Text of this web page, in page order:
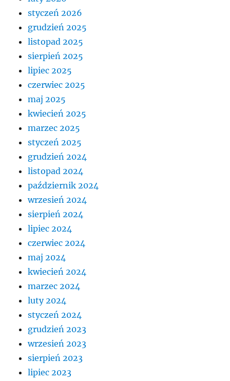
styczeń 2026
grudzień 2025
listopad 2025
sierpień 2025
lipiec 2025
czerwiec 2025
maj 2025
kwiecień 2025
marzec 2025
styczeń 2025
grudzień 2024
listopad 2024
październik 2024
wrzesień 2024
sierpień 2024
lipiec 2024
czerwiec 2024
maj 2024
kwiecień 2024
marzec 2024
luty 2024
styczeń 2024
grudzień 2023
wrzesień 2023
sierpień 2023
lipiec 2023